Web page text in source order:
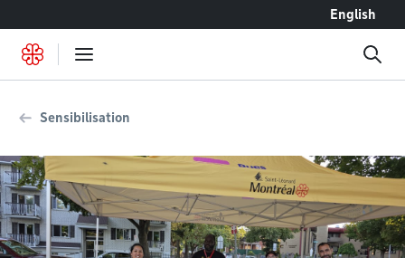
English
Sensibilisation